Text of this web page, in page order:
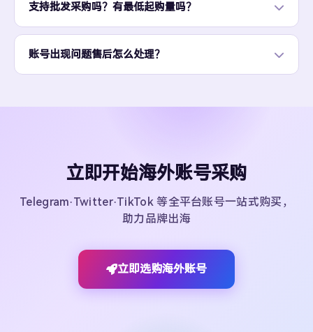
支持批发采购吗？有最低起购量吗？
账号出现问题售后怎么处理？
立即开始海外账号采购
Telegram·Twitter·TikTok 等全平台账号一站式购买，
助力品牌出海
立即选购海外账号